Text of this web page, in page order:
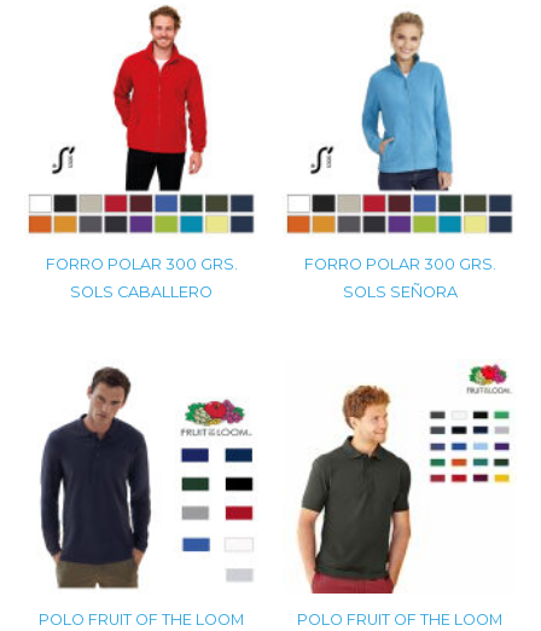
FORRO POLAR 300 GRS.
SOLS CABALLERO
FORRO POLAR 300 GRS.
SOLS SEÑORA
POLO FRUIT OF THE LOOM
POLO FRUIT OF THE LOOM